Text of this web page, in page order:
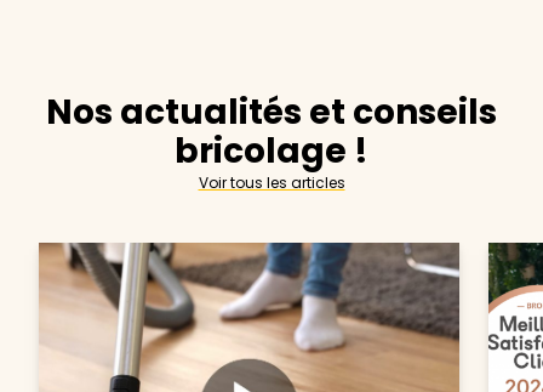
Nos actualités et conseils
bricolage !
Voir tous les articles